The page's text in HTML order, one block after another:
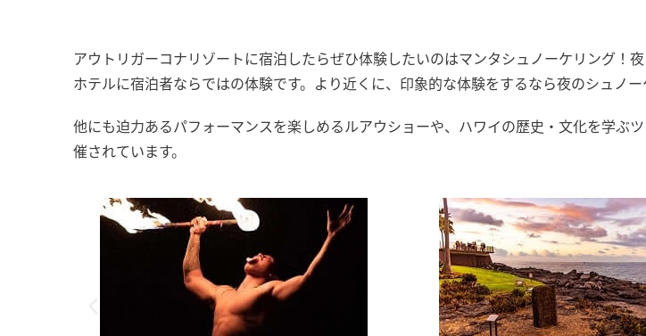
アウトリガーコナリゾートに宿泊したらぜひ体験したいのはマンタシュノーケリング！
ホテルに宿泊者ならではの体験です。より近くに、印象的な体験をするなら夜のシュノ
他にも迫力あるパフォーマンスを楽しめるルアウショーや、ハワイの歴史・文化を学ぶ
催されています。